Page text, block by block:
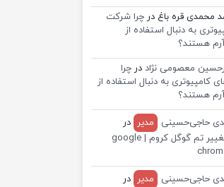
محمدی قره باغ درچرا شرکت
به دنبال استفاده از
هستند؟
معصومی نژاد درچرا
کامپیوتری به دنبال استفاده از
هستند؟
حاجی‌حسینی مدیر
در
آموزش تغییر تم گوگل کروم | google
حاجی‌حسینی مدیر
در